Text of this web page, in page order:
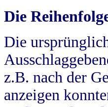
Die
Die
z.B. nach der
anzeigen